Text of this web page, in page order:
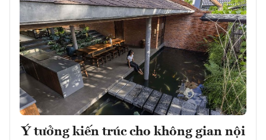
Ý tưởng kiến trúc cho không gian nội